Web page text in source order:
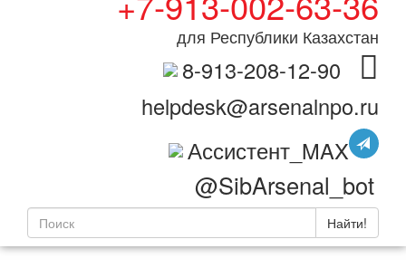
для Республики Казахстан
8-913-208-12-90
helpdesk@arsenalnpo.ru
Ассистент_MAX
@SibArsenal_bot
Найти!